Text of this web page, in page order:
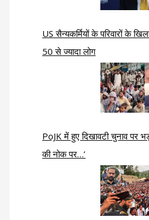
US सैन्यकर्मियों के परिवारों के
50 से ज्यादा लोग
PoJK में हुए दिखावटी चुनाव पर
की नोक पर…’